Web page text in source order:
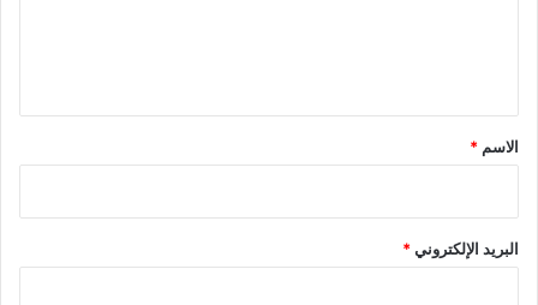
*
الاسم *
البريد الإلكتروني*